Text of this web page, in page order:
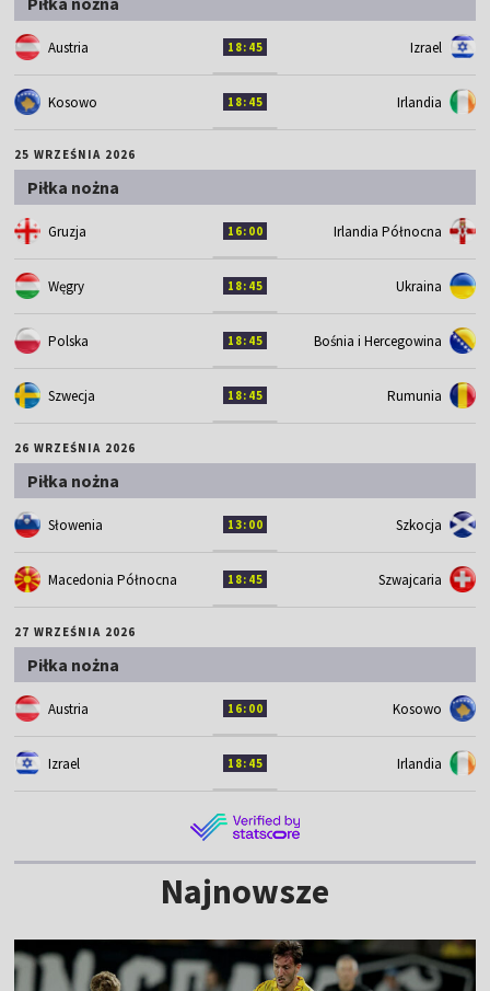
Austria 18:45 Izrael
Kosowo 18:45 Irlandia
25 WRZEŚNIA 2026
Piłka nożna
Gruzja 16:00 Irlandia Północna
Węgry 18:45 Ukraina
Polska 18:45 Bośnia i Hercegowina
Szwecja 18:45 Rumunia
26 WRZEŚNIA 2026
Piłka nożna
Słowenia 13:00 Szkocja
Macedonia Północna 18:45 Szwajcaria
27 WRZEŚNIA 2026
Piłka nożna
Austria 16:00 Kosowo
Izrael 18:45 Irlandia
Najnowsze